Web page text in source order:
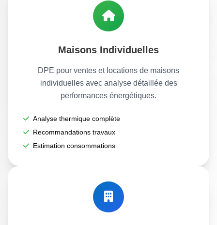
Maisons Individuelles
DPE pour ventes et locations de maisons
individuelles avec analyse détaillée des
performances énergétiques.
Analyse thermique complète
Recommandations travaux
Estimation consommations